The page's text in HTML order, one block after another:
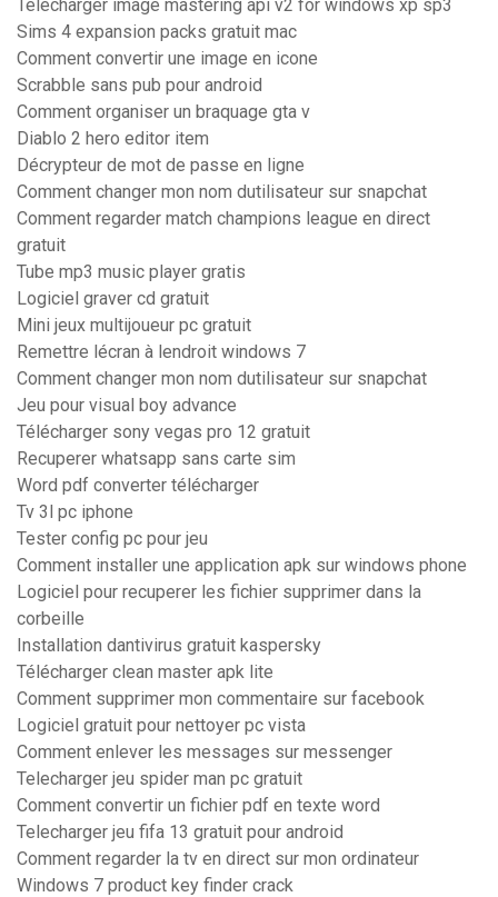
Télécharger image mastering api v2 for windows xp sp3
Sims 4 expansion packs gratuit mac
Comment convertir une image en icone
Scrabble sans pub pour android
Comment organiser un braquage gta v
Diablo 2 hero editor item
Décrypteur de mot de passe en ligne
Comment changer mon nom dutilisateur sur snapchat
Comment regarder match champions league en direct
gratuit
Tube mp3 music player gratis
Logiciel graver cd gratuit
Mini jeux multijoueur pc gratuit
Remettre lécran à lendroit windows 7
Comment changer mon nom dutilisateur sur snapchat
Jeu pour visual boy advance
Télécharger sony vegas pro 12 gratuit
Recuperer whatsapp sans carte sim
Word pdf converter télécharger
Tv 3l pc iphone
Tester config pc pour jeu
Comment installer une application apk sur windows phone
Logiciel pour recuperer les fichier supprimer dans la
corbeille
Installation dantivirus gratuit kaspersky
Télécharger clean master apk lite
Comment supprimer mon commentaire sur facebook
Logiciel gratuit pour nettoyer pc vista
Comment enlever les messages sur messenger
Telecharger jeu spider man pc gratuit
Comment convertir un fichier pdf en texte word
Telecharger jeu fifa 13 gratuit pour android
Comment regarder la tv en direct sur mon ordinateur
Windows 7 product key finder crack